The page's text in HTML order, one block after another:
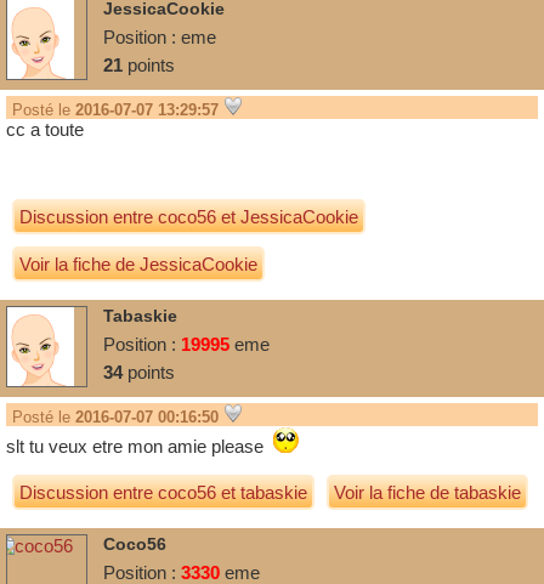
JessicaCookie
Position : eme
21 points
Posté le 2016-07-07 13:29:57
cc a toute
Discussion entrecoco56etJessicaCookie
Voir la fiche de JessicaCookie
Tabaskie
Position : 19995 eme
34points
Posté le 2016-07-07 00:16:50
slt tu veux etre mon amie please
Discussion entrecoco56ettabaskie Voir la fiche de tabaskie
Coco56
Position : 3330 eme